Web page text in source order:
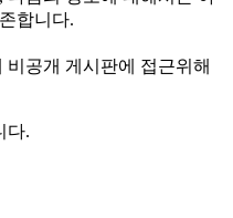
합니다.
비공개 게시판에 접근위해
다.